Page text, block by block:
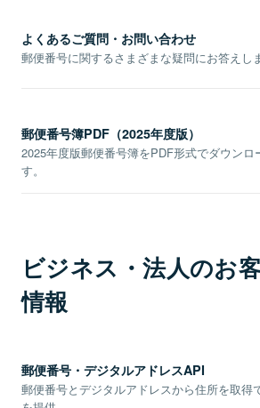
よくあるご質問・お問い合わせ
郵便番号に関するさまざまな疑問にお答えし
郵便番号簿PDF（2025年度版）
2025年度版郵便番号簿をPDF形式でダウンロ
す。
ビジネス・法人のお
情報
郵便番号・デジタルアドレスAPI
郵便番号とデジタルアドレスから住所を取得